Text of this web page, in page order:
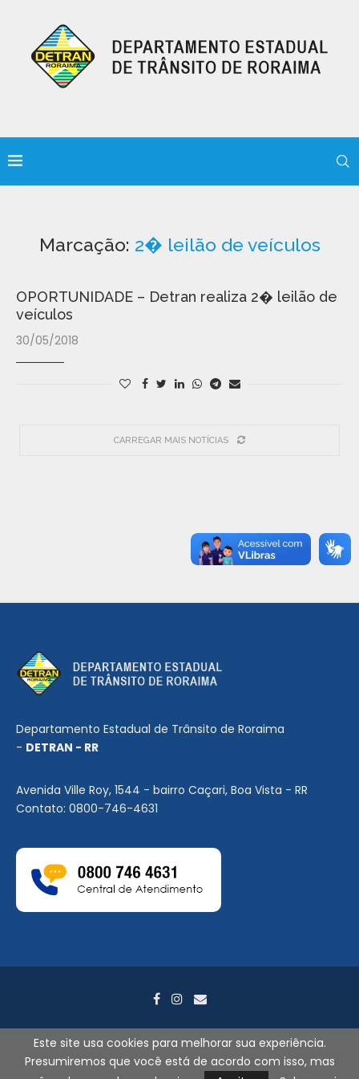
Marcação: 2� leilão de veículos
OPORTUNIDADE – Detran realiza 2� leilão de
veículos
30/05/2018
CARREGAR MAIS NOTÍCIAS
Departamento Estadual de Trânsito de Roraima
- DETRAN - RR
Avenida Ville Roy, 1544 - bairro Caçari, Boa Vista - RR
Contato: 0800-746-4631
2026©DETRAN-RR. Todos os direitos reservados. - PorSearch
Tecnologia
Este site usa cookies para melhorar sua experiência.
Presumiremos que você está de acordo com isso, mas